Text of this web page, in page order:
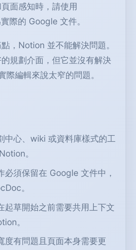
面感知時，請使用
際的 Google 文件。
，Notion 並不能解決問題。
規劃介面，但它並沒有解決
編輯來說太窄的問題。
中心、wiki 或資料庫樣式的工
。
必須保留在 Google 文件中，
。
起草開始之前需要共用上下文
。
度有問題且頁面本身需要更